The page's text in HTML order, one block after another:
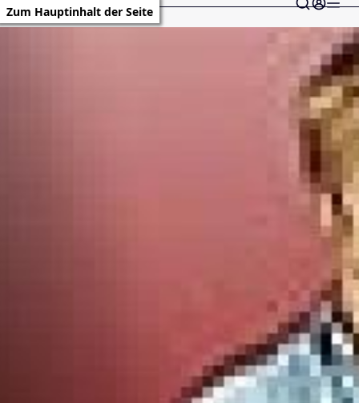
Zum Hauptinhalt der Seite